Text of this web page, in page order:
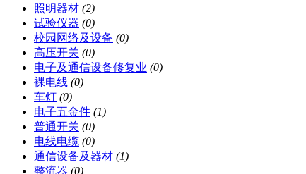
照明器材 (2)
试验仪器 (0)
校园网络及设备 (0)
高压开关 (0)
电子及通信设备修复业 (0)
裸电线 (0)
车灯 (0)
电子五金件 (1)
普通开关 (0)
电线电缆 (0)
通信设备及器材 (1)
整流器 (0)